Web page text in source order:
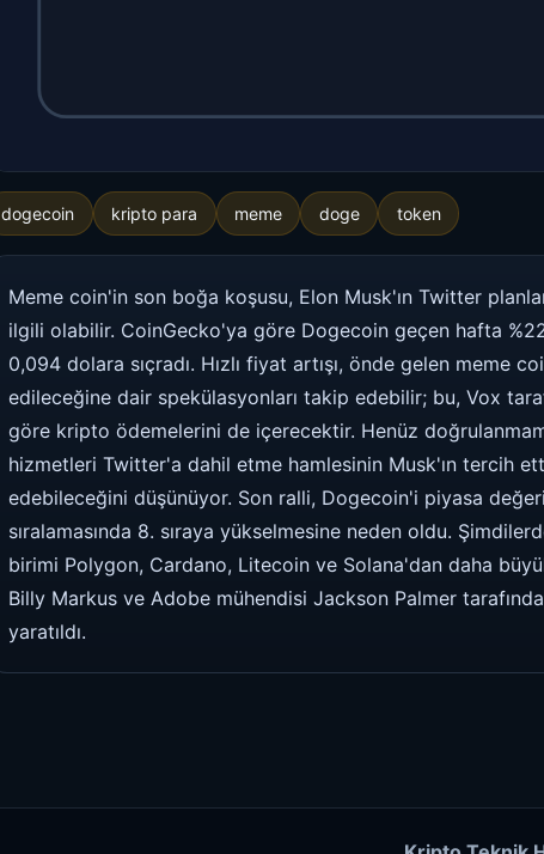
dogecoin kripto para meme doge token
Meme coin'in son boğa koşusu, Elon Musk'ın Twitter
ilgili olabilir. CoinGecko'ya göre Dogecoin geçen hafta
0,094 dolara sıçradı. Hızlı fiyat artışı, önde gelen meme
edileceğine dair spekülasyonları takip edebilir; bu, Vox
göre kripto ödemelerini de içerecektir. Henüz
hizmetleri Twitter'a dahil etme hamlesinin Musk'ın tercih
edebileceğini düşünüyor. Son ralli, Dogecoin'i piyasa
sıralamasında 8. sıraya yükselmesine neden oldu.
birimi Polygon, Cardano, Litecoin ve Solana'dan daha
Billy Markus ve Adobe mühendisi Jackson Palmer
yaratıldı.